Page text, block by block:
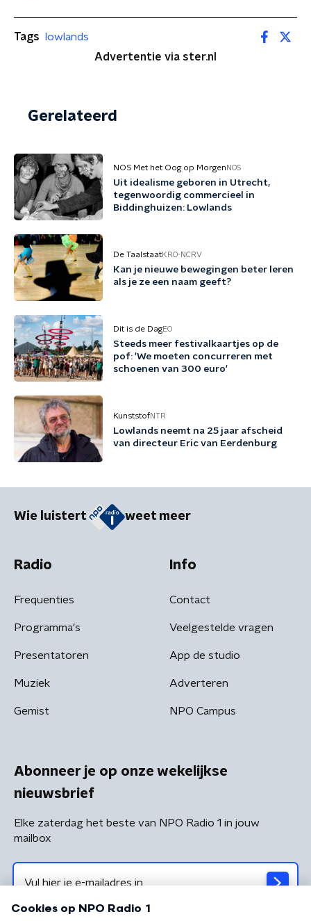
Tags lowlands
Advertentie via ster.nl
Gerelateerd
NOS Met het Oog op Morgen NOS
Uit idealisme geboren in Utrecht,
tegenwoordig commercieel in
Biddinghuizen: Lowlands
De TaalstaatKRO-NCRV
Kan je nieuwe bewegingen beter leren
als je ze een naam geeft?
Dit is de DagEO
Steeds meer festivalkaartjes op de
pof: 'We moeten concurreren met
schoenen van 300 euro'
KunststofNTR
Lowlands neemt na 25 jaar afscheid
van directeur Eric van Eerdenburg
Wie luistert weet meer
Radio
Frequenties
Programma's
Presentatoren
Muziek
Gemist
Info
Contact
Veelgestelde vragen
App de studio
Adverteren
NPO Campus
Abonneer je op onze wekelijkse
nieuwsbrief
Elke zaterdag het beste van NPO Radio 1 in jouw
mailbox